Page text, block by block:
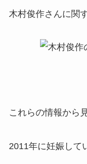
木村俊作さんに関
これらの情報から見
2011年に妊娠して